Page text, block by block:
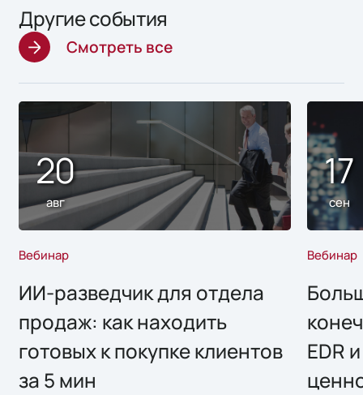
Другие события
Смотреть все
20
авг
Вебинар
ИИ-разведчик для отдела
продаж: как находить
готовых к покупке клиентов
за 5 мин
17
сен
Вебинар
EDR